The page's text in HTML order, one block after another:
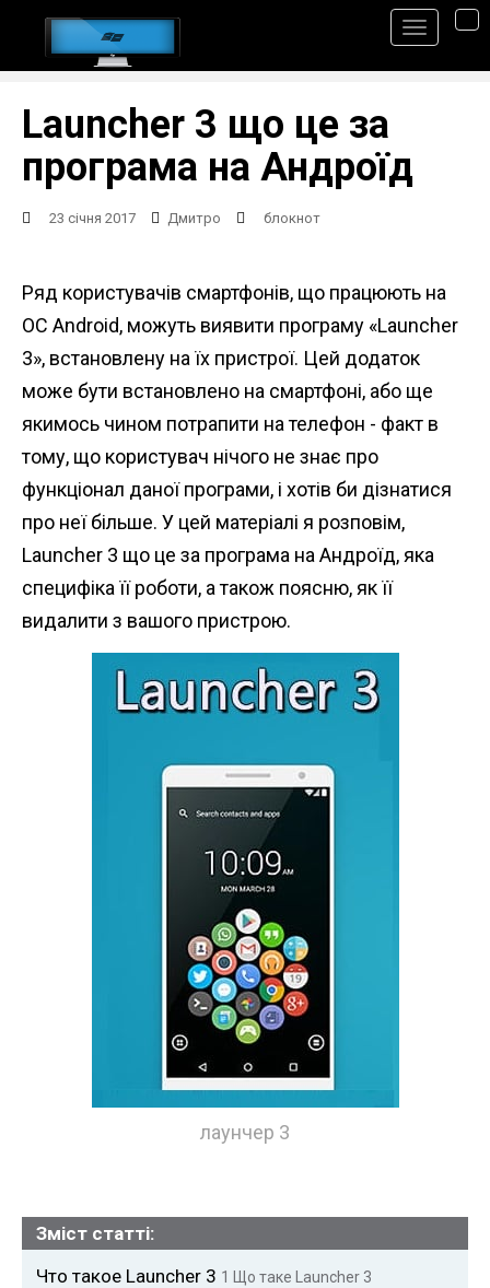
Launcher 3 що це за
програма на Андроїд
23 січня 2017 Дмитро блокнот
Ряд користувачів смартфонів, що працюють на
ОС Android, можуть виявити програму «Launcher
3», встановлену на їх пристрої. Цей додаток
може бути встановлено на смартфоні, або ще
якимось чином потрапити на телефон - факт в
тому, що користувач нічого не знає про
функціонал даної програми, і хотів би дізнатися
про неї більше. У цей матеріалі я розповім,
Launcher 3 що це за програма на Андроїд, яка
специфіка її роботи, а також поясню, як її
видалити з вашого пристрою.
лаунчер 3
Зміст статті:
Что такое Launcher 3 1 Що таке Launcher 3